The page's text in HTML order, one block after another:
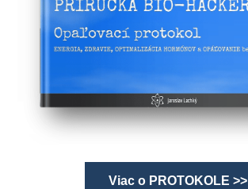
Viac o PROTOKOLE >>